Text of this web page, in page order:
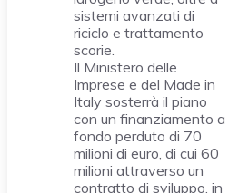
sistemi avanzati di
riciclo e trattamento
scorie.
Il Ministero delle
Imprese e del Made in
Italy sosterrà il piano
con un finanziamento a
fondo perduto di 70
milioni di euro, di cui 60
milioni attraverso un
contratto di sviluppo, in